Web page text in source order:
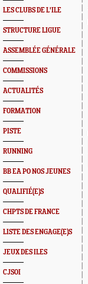
LES CLUBS DE L'ILE
STRUCTURE LIGUE
ASSEMBLÉE GÉNÉRALE
COMMISSIONS
ACTUALITÉS
FORMATION
PISTE
RUNNING
BB EA PO NOS JEUNES
QUALIFIÉ(E)S
CHPTS DE FRANCE
LISTE DES ENGAGE(E)S
JEUX DES ILES
CJSOI